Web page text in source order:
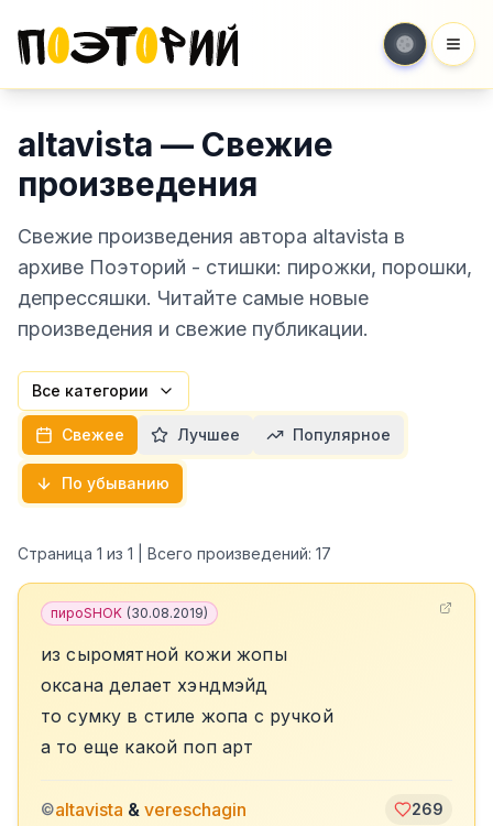
altavista — Свежие
произведения
Свежие произведения автора altavista в
архиве Поэторий - стишки: пирожки, порошки,
депрессяшки. Читайте самые новые
произведения и свежие публикации.
Все категории
Свежее Лучшее Популярное
По убыванию
Страница 1 из 1 | Всего произведений: 17
пироSHOK (30.08.2019)
из сыромятной кожи жопы
оксана делает хэндмэйд
то сумку в стиле жопа с ручкой
а то еще какой поп арт
©altavista & vereschagin 269